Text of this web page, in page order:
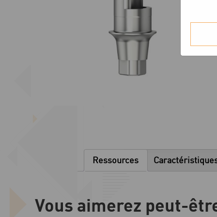
Ressources
Vous aimerez peut-